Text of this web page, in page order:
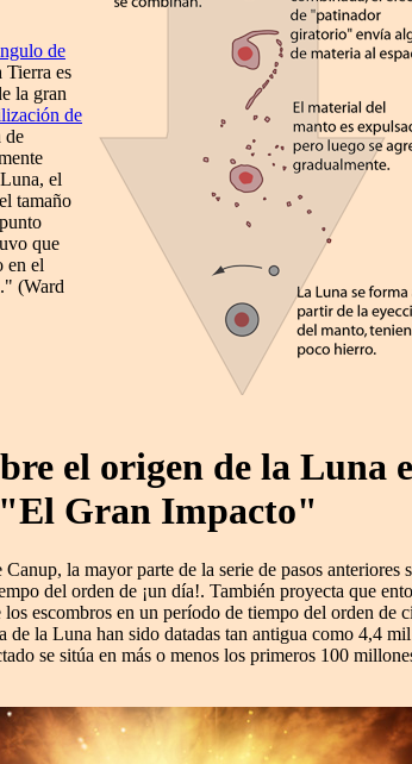
de
Tierra es
la gran
de
de
el
tamaño
que
en el
(Ward
el origen de la Luna
"El Gran Impacto"
la mayor parte de la serie de pasos anteriores
del orden de ¡un día!. También proyecta que
escombros en un período de tiempo del orden de
de la Luna han sido datadas tan antigua como 4,4 mil
se sitúa en más o menos los primeros 100